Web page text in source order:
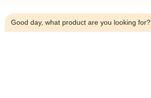
*
Good day, what product are you looking for?